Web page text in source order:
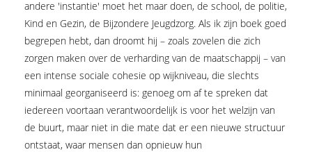
andere 'instantie' moet het maar doen, de school, de politie,
Kind en Gezin, de Bijzondere Jeugdzorg. Als ik zijn boek goed
begrepen hebt, dan droomt hij – zoals zovelen die zich
zorgen maken over de verharding van de maatschappij – van
een intense sociale cohesie op wijkniveau, die slechts
minimaal georganiseerd is: genoeg om af te spreken dat
iedereen voortaan verantwoordelijk is voor het welzijn van
de buurt, maar niet in die mate dat er een nieuwe structuur
ontstaat, waar mensen dan opnieuw hun